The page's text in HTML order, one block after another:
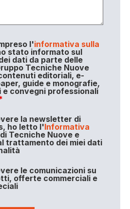
l'informativa sulla
stato informato sul
dati da parte delle
Tecniche Nuove
editoriali, e-
guide e monografie,
convegni professionali
la newsletter di
ho letto l'Informativa
Tecniche Nuove e
trattamento dei miei dati
le comunicazioni su
offerte commerciali e